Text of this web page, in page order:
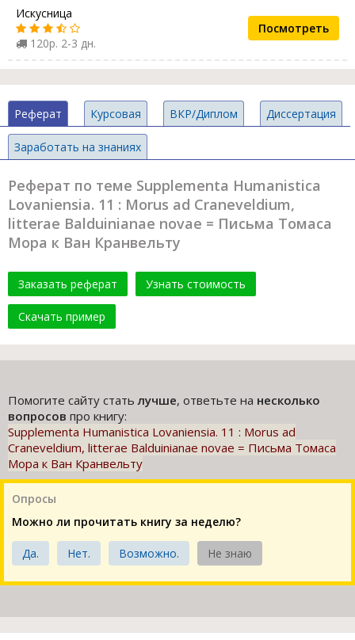
Искусница
120р. 2-3 дн.
Посмотреть
Реферат Курсовая ВКР/Диплом Диссертация
Заработать на знаниях
Реферат по теме Supplementa Humanistica
Lovaniensia. 11 : Morus ad Craneveldium,
litterae Balduinianae novae = Письма Томаса
Мора к Ван Кранвельту
Заказать реферат Узнать стоимость
Скачать пример
Помогите сайту статьлучше, ответьте на несколько
вопросов про книгу:
Supplementa Humanistica Lovaniensia. 11 : Morus ad
Craneveldium, litterae Balduinianae novae = Письма Томаса
Мора к Ван Кранвельту
Опросы
Можно ли прочитать книгу за неделю?
Да. Нет. Возможно. Не знаю